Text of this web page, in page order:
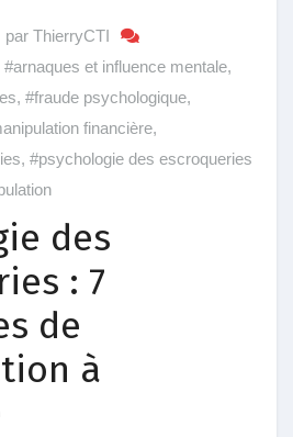
par ThierryCTI
#arnaques et influence mentale,
, #fraude psychologique,
financière,
, #psychologie des escroqueries
des
: 7
de
à